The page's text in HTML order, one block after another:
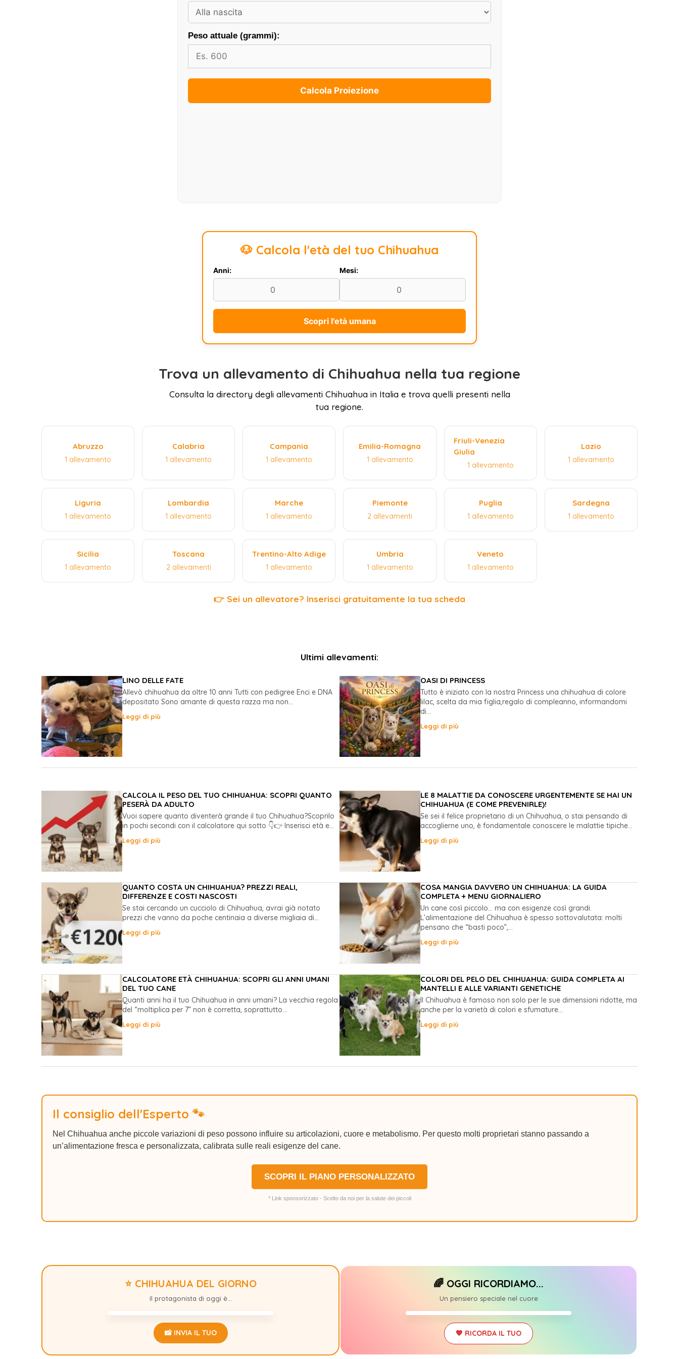
Peso attuale (grammi):
Calcola Proiezione
🐶 Calcola l'età del tuo Chihuahua
Anni: Mesi:
Scopri l'età umana
Trova un allevamento di Chihuahua nella tua regione
Consulta la directory degli allevamenti Chihuahua in Italia e trova quelli presenti nella
tua regione.
Abruzzo
1 allevamento
Calabria
1 allevamento
Campania
1 allevamento
Emilia-Romagna
1 allevamento
Friuli-Venezia
Giulia
1 allevamento
Lazio
1 allevamento
Liguria
1 allevamento
Lombardia
1 allevamento
Marche
1 allevamento
Piemonte
2 allevamenti
Puglia
1 allevamento
Sardegna
1 allevamento
Sicilia
1 allevamento
Toscana
2 allevamenti
Trentino-Alto Adige
1 allevamento
Umbria
1 allevamento
Veneto
1 allevamento
👉 Sei un allevatore? Inserisci gratuitamente la tua scheda
Ultimi allevamenti:
LINO DELLE FATE
Allevò chihuahua da oltre 10 anni Tutti con pedigree Enci e DNA
depositato Sono amante di questa razza ma non...
Leggi di più
OASI DI PRINCESS
Tutto è iniziato con la nostra Princess una chihuahua di colore
lilac, scelta da mia figlia,regalo di compleanno, informandomi
di...
Leggi di più
CALCOLA IL PESO DEL TUO CHIHUAHUA: SCOPRI QUANTO
PESERÀ DA ADULTO
Vuoi sapere quanto diventerà grande il tuo Chihuahua?Scoprilo
in pochi secondi con il calcolatore qui sotto 👇👉 Inserisci età e...
Leggi di più
LE 8 MALATTIE DA CONOSCERE URGENTEMENTE SE HAI UN
CHIHUAHUA (E COME PREVENIRLE)!
Se sei il felice proprietario di un Chihuahua, o stai pensando di
accoglierne uno, è fondamentale conoscere le malattie tipiche...
Leggi di più
QUANTO COSTA UN CHIHUAHUA? PREZZI REALI,
DIFFERENZE E COSTI NASCOSTI
Se stai cercando un cucciolo di Chihuahua, avrai già notato
prezzi che vanno da poche centinaia a diverse migliaia di...
Leggi di più
COSA MANGIA DAVVERO UN CHIHUAHUA: LA GUIDA
COMPLETA + MENU GIORNALIERO
Un cane così piccolo… ma con esigenze così grandi.
L’alimentazione del Chihuahua è spesso sottovalutata: molti
pensano che “basti poco”,...
Leggi di più
CALCOLATORE ETÀ CHIHUAHUA: SCOPRI GLI ANNI UMANI
DEL TUO CANE
Quanti anni ha il tuo Chihuahua in anni umani? La vecchia regola
del “moltiplica per 7” non è corretta, soprattutto...
Leggi di più
COLORI DEL PELO DEL CHIHUAHUA: GUIDA COMPLETA AI
MANTELLI E ALLE VARIANTI GENETICHE
Il Chihuahua è famoso non solo per le sue dimensioni ridotte, ma
anche per la varietà di colori e sfumature...
Leggi di più
Il consiglio dell'Esperto 🐾
Nel Chihuahua anche piccole variazioni di peso possono influire su articolazioni, cuore e metabolismo. Per questo molti proprietari stanno passando a
un’alimentazione fresca e personalizzata, calibrata sulle reali esigenze del cane.
SCOPRI IL PIANO PERSONALIZZATO
* Link sponsorizzato - Scelto da noi per la salute dei piccoli
⭐ CHIHUAHUA DEL GIORNO
Il protagonista di oggi è...
📸 INVIA IL TUO
🌈 OGGI RICORDIAMO...
Un pensiero speciale nel cuore
06/01/2015-28/07/2025
ARTUR
💖 RICORDA IL TUO